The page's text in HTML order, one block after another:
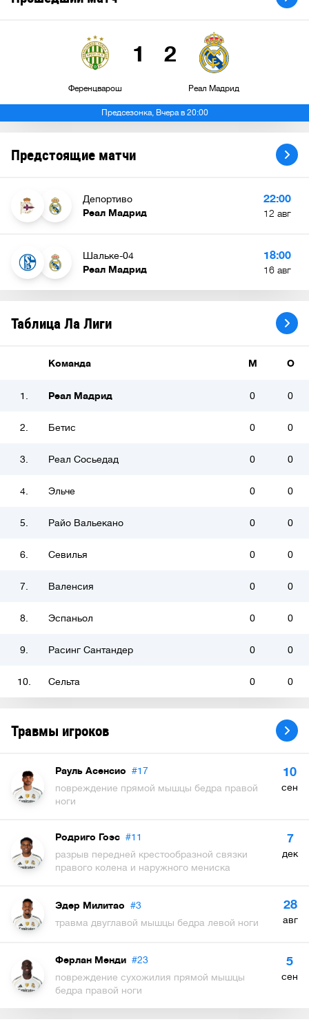
Ференцварош
1 2
Реал Мадрид
Предсезонка, Вчера в 20:00
Предстоящие матчи
Депортиво
Реал Мадрид
22:00
12 авг
Шальке-04
Реал Мадрид
18:00
16 авг
Таблица Ла Лиги
Команда М О
1. Реал Мадрид 0 0
2. Бетис 0 0
3. Реал Сосьедад 0 0
4. Эльче 0 0
5. Райо Вальекано 0 0
6. Севилья 0 0
7. Валенсия 0 0
8. Эспаньол 0 0
9. Расинг Сантандер 0 0
10. Сельта 0 0
Травмы игроков
Рауль Асенсио #17
повреждение прямой мышцы бедра правой
ноги
10
сен
Родриго Гоэс #11
разрыв передней крестообразной связки
правого колена и наружного мениска
7
дек
Эдер Милитао #3
травма двуглавой мышцы бедра левой ноги
28
авг
Ферлан Менди #23
повреждение сухожилия прямой мышцы
бедра правой ноги
5
сен